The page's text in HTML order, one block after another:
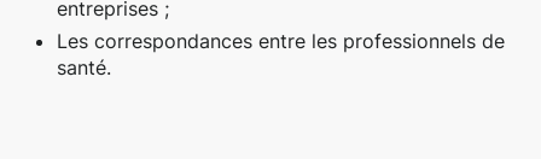
entreprises ;
Les correspondances entre les professionnels de
santé.